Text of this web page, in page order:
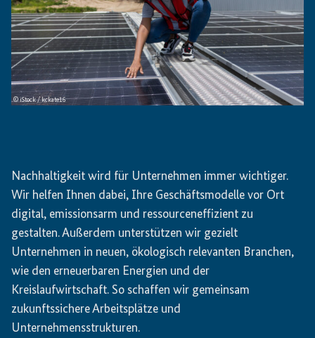
© iStock / kckate16
Nachhaltigkeit wird für Unternehmen immer wichtiger.
Wir helfen Ihnen dabei, Ihre Geschäftsmodelle vor Ort
digital, emissionsarm und ressourceneffizient zu
gestalten. Außerdem unterstützen wir gezielt
Unternehmen in neuen, ökologisch relevanten Branchen,
wie den erneuerbaren Energien und der
Kreislaufwirtschaft. So schaffen wir gemeinsam
zukunftssichere Arbeitsplätze und
Unternehmensstrukturen.